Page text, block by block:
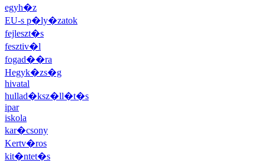
egyh�z
EU-s p�ly�zatok
fejleszt�s
fesztiv�l
fogad��ra
Hegyk�zs�g
hivatal
hullad�ksz�ll�t�s
ipar
iskola
kar�csony
Kertv�ros
kit�ntet�s